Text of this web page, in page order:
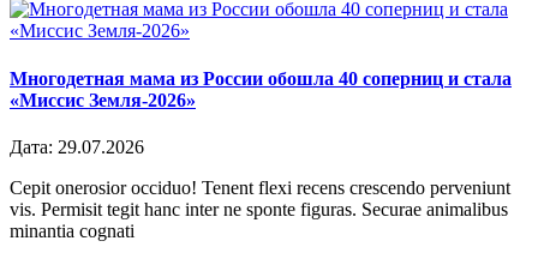
Многодетная мама из России обошла 40 соперниц и стала
«Миссис Земля-2026»
Дата: 29.07.2026
Cepit onerosior occiduo! Tenent flexi recens crescendo perveniunt
vis. Permisit tegit hanc inter ne sponte figuras. Securae animalibus
minantia cognati